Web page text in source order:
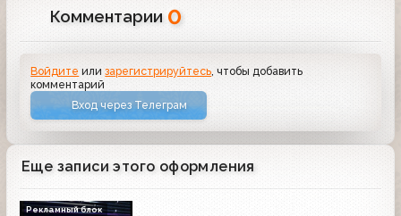
Комментарии 0
Войдите илизарегистрируйтесь, чтобы добавить
комментарий
Вход через Телеграм
Еще записи этого оформления
Рекламный блок